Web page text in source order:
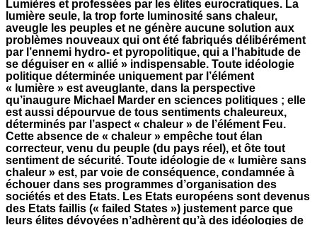
Lumières et professées par les élites eurocratiques. La
lumière seule, la trop forte luminosité sans chaleur,
aveugle les peuples et ne génère aucune solution aux
problèmes nouveaux qui ont été fabriqués délibérément
par l’ennemi hydro- et pyropolitique, qui a l’habitude de
se déguiser en « allié » indispensable. Toute idéologie
politique déterminée uniquement par l’élément
« lumière » est aveuglante, dans la perspective
qu’inaugure Michael Marder en sciences politiques ; elle
est aussi dépourvue de tous sentiments chaleureux,
déterminés par l’aspect « chaleur » de l’élément Feu.
Cette absence de « chaleur » empêche tout élan
correcteur, venu du peuple (du pays réel), et ôte tout
sentiment de sécurité. Toute idéologie de « lumière sans
chaleur » est, par voie de conséquence, condamnée à
échouer dans ses programmes d’organisation des
sociétés et des Etats. Les Etats européens sont devenus
des Etats faillis (« failed States ») justement parce que
leurs élites dévoyées n’adhèrent qu’à des idéologies de